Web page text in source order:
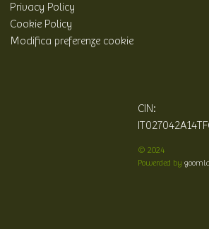
Privacy Policy
Cookie Policy
Modifica preferenze cookie
CIN:
© 2024
Powerded by